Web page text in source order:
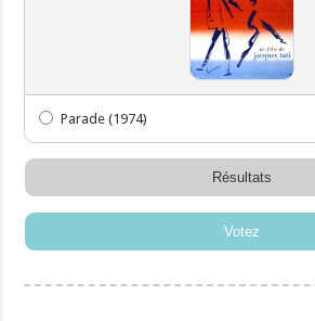
Parade (1974)
Résultats
Votez